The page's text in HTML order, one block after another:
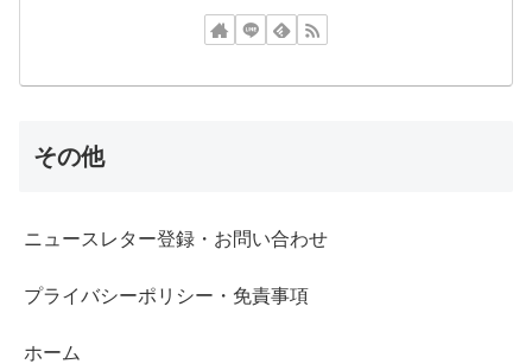
その他
ニュースレター登録・お問い合わせ
プライバシーポリシー・免責事項
ホーム